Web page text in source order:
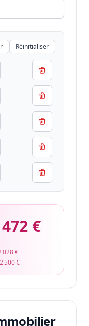
Réinitialiser
€
028 €
500 €